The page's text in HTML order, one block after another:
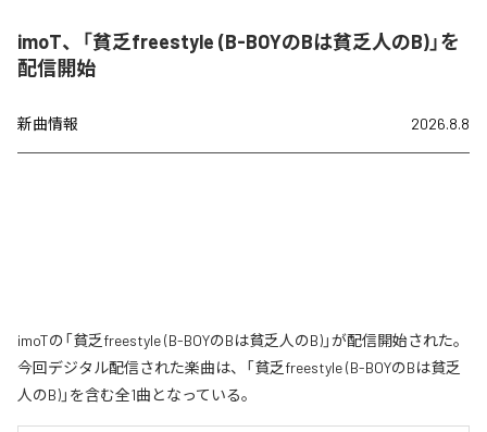
imoT、「貧乏freestyle (B-BOYのBは貧乏人のB)」を
配信開始
新曲情報 2026.8.8
imoTの「貧乏freestyle (B-BOYのBは貧乏人のB)」が配信開始された。
今回デジタル配信された楽曲は、「貧乏freestyle (B-BOYのBは貧乏
人のB)」を含む全1曲となっている。